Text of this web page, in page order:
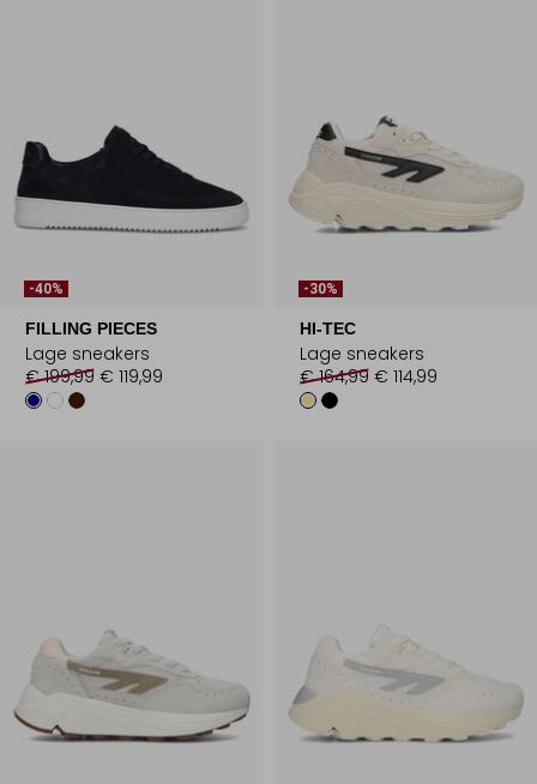
-40%
FILLING PIECES
Lage sneakers
€ 199,99 € 119,99
-30%
HI-TEC
Lage sneakers
€ 164,99 € 114,99